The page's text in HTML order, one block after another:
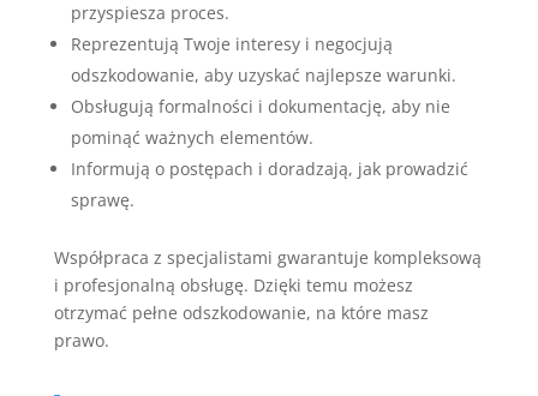
przyspiesza proces.
Reprezentują Twoje interesy i negocjują
odszkodowanie, aby uzyskać najlepsze warunki.
Obsługują formalności i dokumentację, aby nie
pominąć ważnych elementów.
Informują o postępach i doradzają, jak prowadzić
sprawę.
Współpraca z specjalistami gwarantuje kompleksową
i profesjonalną obsługę. Dzięki temu możesz
otrzymać pełne odszkodowanie, na które masz
prawo.